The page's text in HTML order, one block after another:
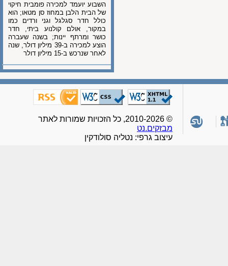
השבוע יועמד למכירה פומבית חיקוי
של הבית הלבן במחוז סן מטאו; הוא
כולל חדר סגלגל וגני ורדים כמו
במקור, אולם קולנוע ביתי, חדר
כושר ומרתף יינות; בשנה שעברה
הוצע למכירה ב-39 מיליון דולר, שנה
לאחר שנרכש ב-15 מיליון דולר
מבזקים.נט
עיצוב גרפי: נטליה סולודקין